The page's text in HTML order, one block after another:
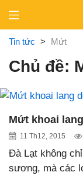
content
Tin tức > Mứt
Chủ đề:
Mứt khoai
11 Th12, 2015
Đà Lạt không
sương, mà các